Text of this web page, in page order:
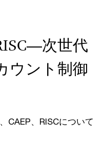
次世代
ウント制御
CAEP、RISCについて